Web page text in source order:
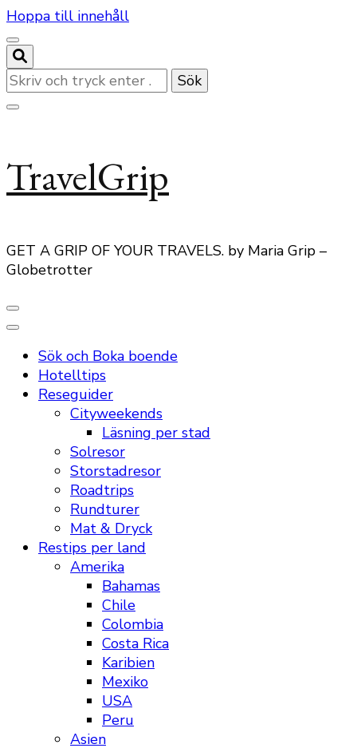
Hoppa till innehåll
Letar
du
efter
TravelGrip
GET A GRIP OF YOUR TRAVELS. by Maria Grip –
Globetrotter
Sök och Boka boende
Hotelltips
Reseguider
Cityweekends
Läsning per stad
Solresor
Storstadresor
Roadtrips
Rundturer
Mat & Dryck
Restips per land
Amerika
Bahamas
Chile
Colombia
Costa Rica
Karibien
Mexiko
USA
Peru
Asien